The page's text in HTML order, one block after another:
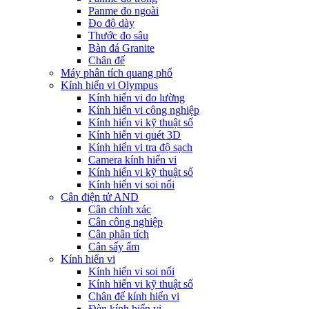
Panme đo ngoài
Đo độ dày
Thước đo sâu
Bàn đá Granite
Chân đế
Máy phân tích quang phổ
Kính hiển vi Olympus
Kính hiển vi đo lường
Kính hiển vi công nghiệp
Kính hiển vi kỹ thuật số
Kính hiển vi quét 3D
Kính hiển vi tra độ sạch
Camera kính hiển vi
Kính hiển vi kỹ thuật số
Kính hiển vi soi nổi
Cân điện tử AND
Cân chính xác
Cân công nghiệp
Cân phân tích
Cân sấy ẩm
Kính hiển vi
Kính hiển vi soi nổi
Kính hiển vi kỹ thuật số
Chân đế kính hiển vi